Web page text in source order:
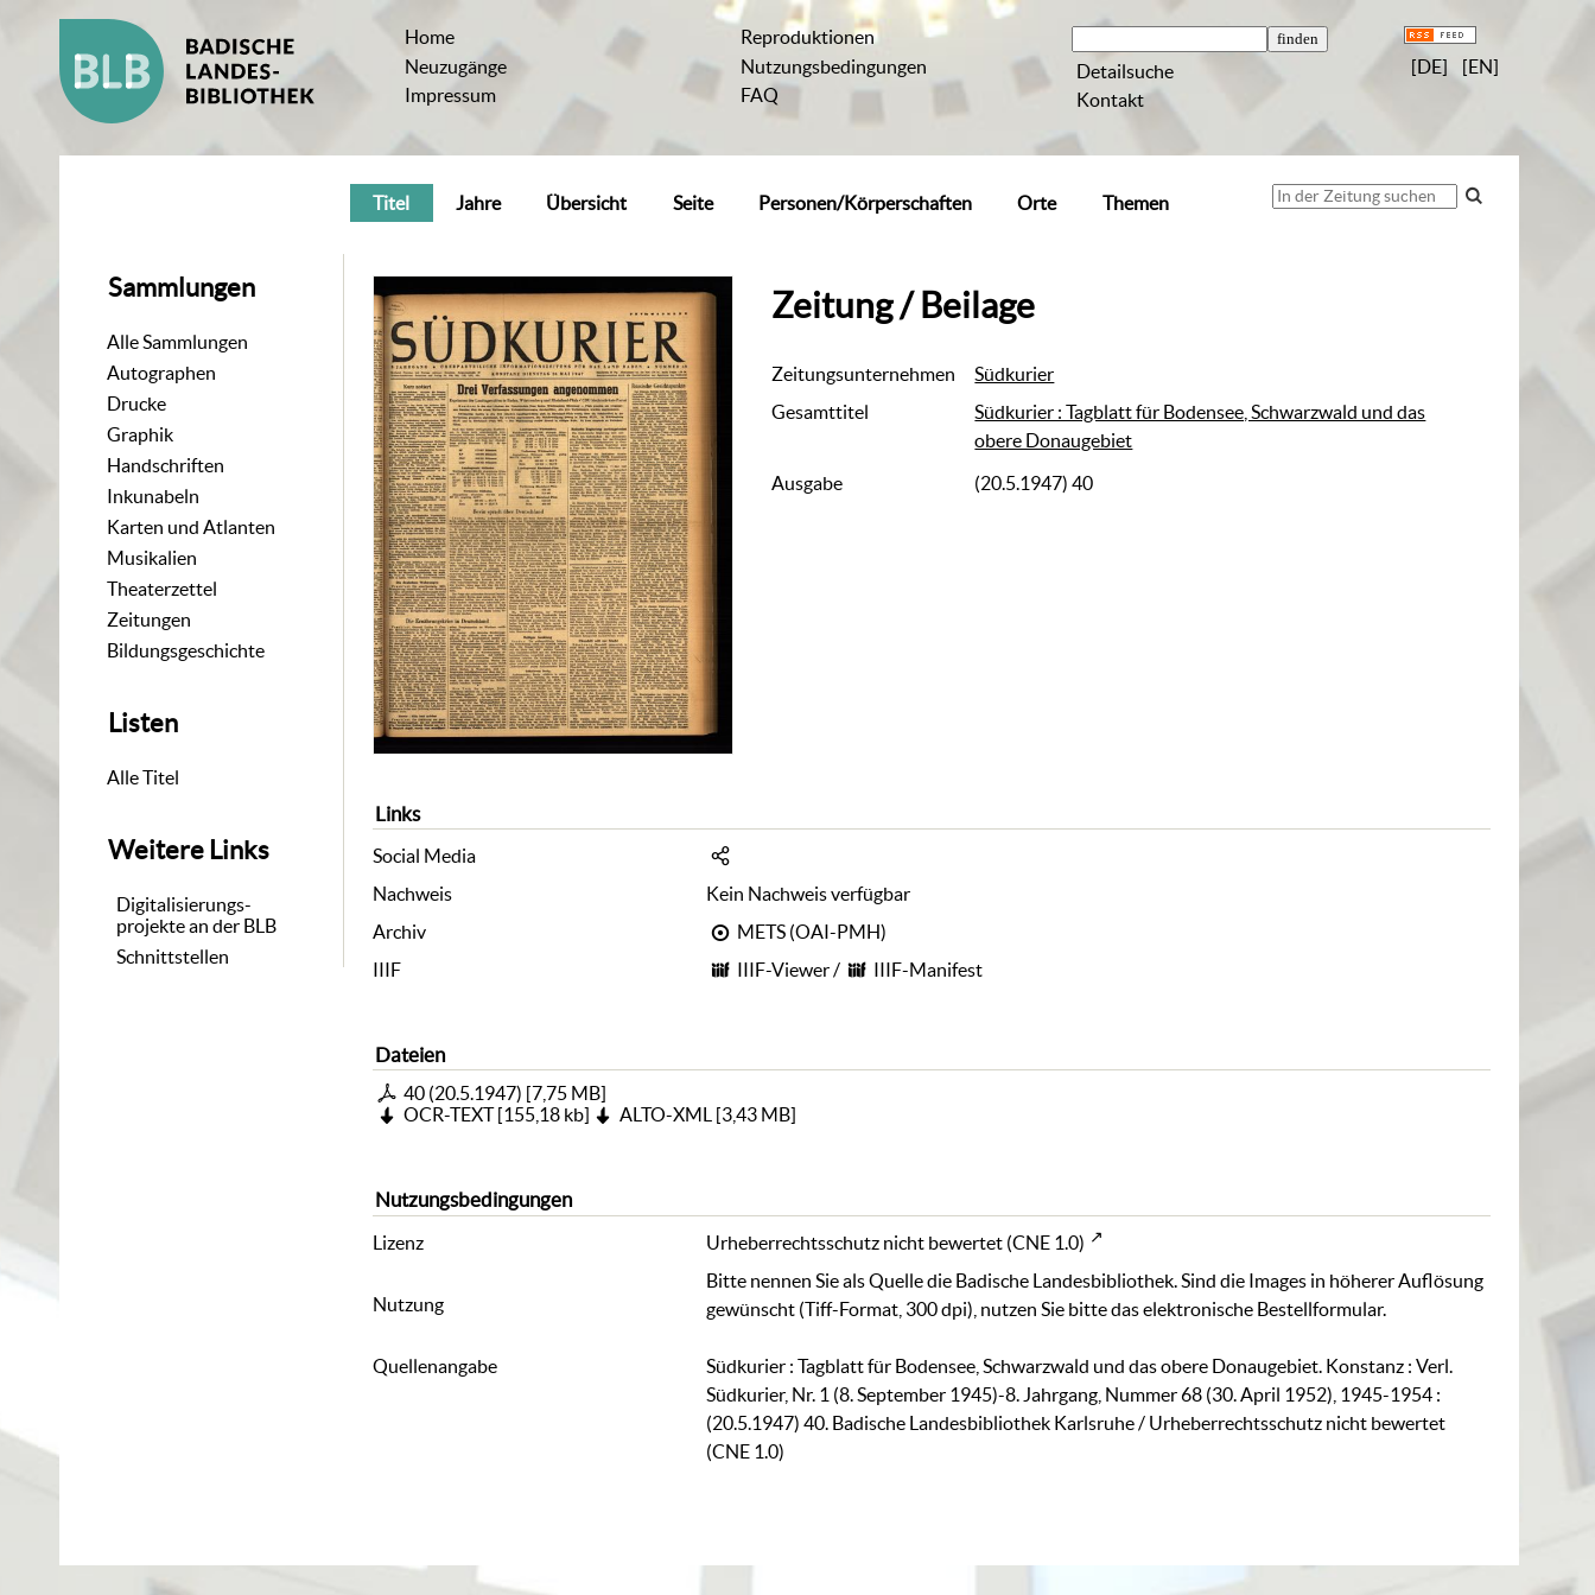
Home
Neuzugänge
Impressum
Reproduktionen
Nutzungsbedingungen
FAQ
Detailsuche
Kontakt
[DE] [EN]
Sammlungen
Alle Sammlungen
Autographen
Drucke
Graphik
Handschriften
Inkunabeln
Karten und Atlanten
Musikalien
Theaterzettel
Zeitungen
Bildungsgeschichte
Listen
Alle Titel
Weitere Links
Digitalisierungs-
projekte an der BLB
Schnittstellen
Titel Jahre Übersicht Seite Personen/Körperschaften Orte Themen
Zeitung / Beilage
Zeitungsunternehmen
Südkurier
Gesamttitel
Südkurier : Tagblatt für Bodensee, Schwarzwald und das
obere Donaugebiet
Ausgabe
(20.5.1947) 40
Links
Social Media
Nachweis
Kein Nachweis verfügbar
Archiv
METS (OAI-PMH)
IIIF
IIIF-Viewer/ IIIF-Manifest
Dateien
40 (20.5.1947) [7,75 MB]
OCR-TEXT[155,18 kb] ALTO-XML [3,43 MB]
Nutzungsbedingungen
Lizenz Urheberrechtsschutz nicht bewertet (CNE 1.0)
Nutzung
Bitte nennen Sie als Quelle die Badische Landesbibliothek. Sind die Images in höherer Auflösung
gewünscht (Tiff-Format, 300 dpi), nutzen Sie bitte daselektronische Bestellformular.
Quellenangabe
Südkurier : Tagblatt für Bodensee, Schwarzwald und das obere Donaugebiet. Konstanz : Verl.
Südkurier, Nr. 1 (8. September 1945)-8. Jahrgang, Nummer 68 (30. April 1952), 1945-1954 :
(20.5.1947) 40. Badische Landesbibliothek Karlsruhe / Urheberrechtsschutz nicht bewertet
(CNE 1.0)